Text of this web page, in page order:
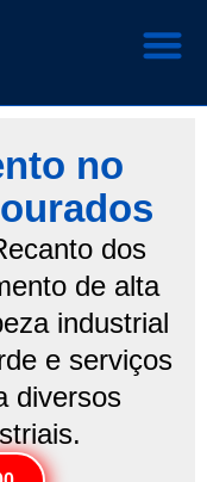
no
dos
de alta
industrial
e serviços
diversos